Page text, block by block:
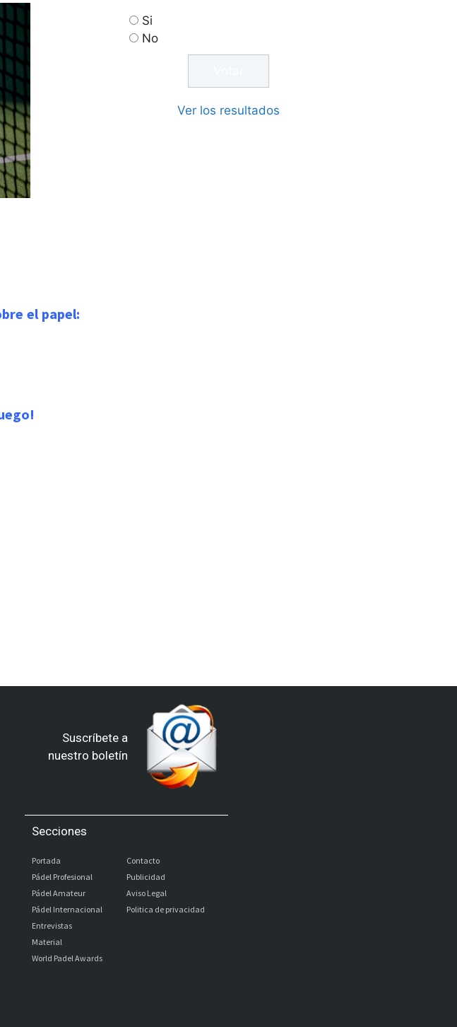
el papel:
Si
No
Ver los resultados
Suscríbete a
nuestro boletín
Secciones
Portada
Pádel Profesional
Pádel Amateur
Pádel Internacional
Entrevistas
Material
World Padel Awards
Contacto
Publicidad
Aviso Legal
Politica de privacidad